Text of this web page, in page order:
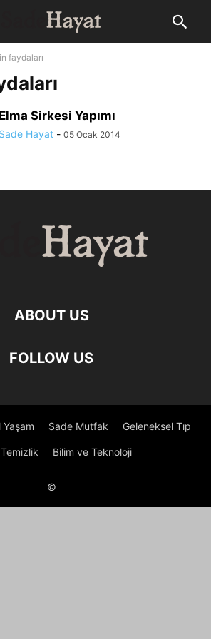
faydaları
Elma Sirkesi Yapımı
Sade Hayat - 05 Ocak 2014
ABOUT US
FOLLOW US
Yaşam Sade Mutfak Geleneksel Tıp
Bilim ve Teknoloji
©